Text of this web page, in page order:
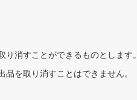
消すことができるものとします。
を取り消すことはできません。